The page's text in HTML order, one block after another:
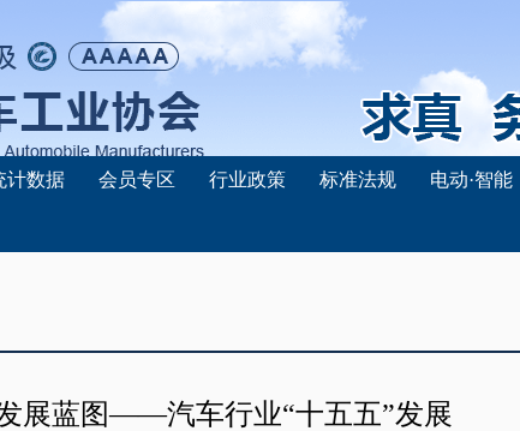
计数据 会员专区 行业政策 标准法规 电动·智能
展蓝图——汽车行业“十五五”发展